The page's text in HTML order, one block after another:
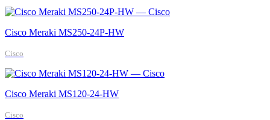
Cisco Meraki MS250-24P-HW
Cisco
Cisco Meraki MS120-24-HW
Cisco